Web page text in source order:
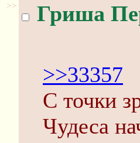
>> Гриша
>>33357
С точки
Чудеса